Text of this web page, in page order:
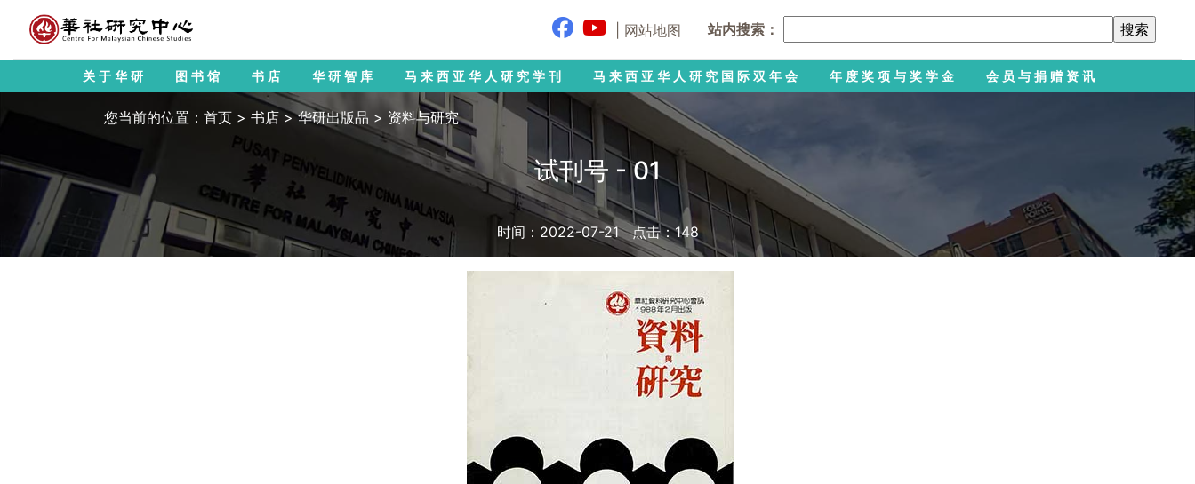
网站地图 站内搜索：
关于华研 图书馆 书店 华研智库 马来西亚华人研究学刊 马来西亚华人研究国际双年会 年度奖项与奖学金 会员与捐赠资讯
您当前的位置： 首页 > 书店 >华研出版品 > 资料与研究
试刊号 - 01
时间：2022-07-21 点击：148